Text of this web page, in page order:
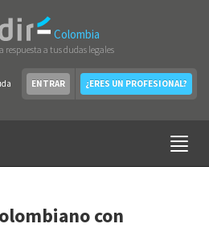
Colombia
respuesta a tus dudas legales
ENTRAR ¿ERES UN PROFESIONAL?
con